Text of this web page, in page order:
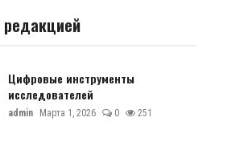
Цифровые инструменты
исследователей
admin Марта 1, 2026 0 251